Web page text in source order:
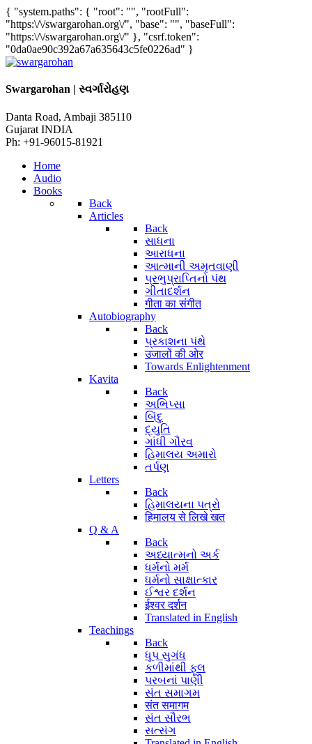
{ "system.paths": { "root": "", "rootFull":
"https:\/\/swargarohan.org\/", "base": "", "baseFull":
"https:\/\/swargarohan.org\/" }, "csrf.token":
"0da0ae90c392a67a635643c5fe0226ad" }
Swargarohan | સ્વર્ગારોહણ
Danta Road, Ambaji 385110
Gujarat INDIA
Ph: +91-96015-81921
Home
Audio
Books
Back
Articles
Back
સાધના
આરાધના
આત્માની અમૃતવાણી
પ્રભુપ્રાપ્તિનો પંથ
ગીતાદર્શન
गीता का संगीत
Autobiography
Back
પ્રકાશના પંથે
उजालों की ओर
Towards Enlightenment
Kavita
Back
અભિપ્સા
બિંદુ
દ્યુતિ
ગાંધી ગૌરવ
હિમાલય અમારો
તર્પણ
Letters
Back
હિમાલયના પત્રો
हिमालय से लिखे खत
Q & A
Back
અધ્યાત્મનો અર્ક
ધર્મનો મર્મ
ધર્મનો સાક્ષાત્કાર
ઈશ્વર દર્શન
ईश्वर दर्शन
Translated in English
Teachings
Back
ધૂપ સુગંધ
કળીમાંથી ફૂલ
પરબનાં પાણી
સંત સમાગમ
संत समागम
સંત સૌરભ
સત્સંગ